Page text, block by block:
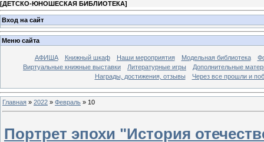
[ДЕТСКО-ЮНОШЕСКАЯ БИБЛИОТЕКА]
Вход на сайт
Меню сайта
АФИША Книжный шкаф Наши мероприятия Модельная библиотека
Виртуальные книжные выставки
Литературные игры
Дополнительные
Награды, достижения, отзывы
Через все прошли и
Главная » 2022 » Февраль » 10
Портрет эпохи "История